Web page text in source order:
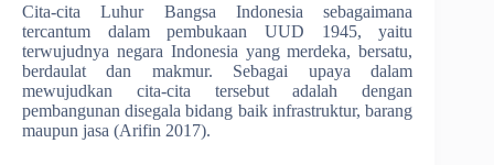
Cita-cita Luhur Bangsa Indonesia sebagaimana
tercantum dalam pembukaan UUD 1945, yaitu
terwujudnya negara Indonesia yang merdeka, bersatu,
berdaulat dan makmur. Sebagai upaya dalam
mewujudkan cita-cita tersebut adalah dengan
pembangunan disegala bidang baik infrastruktur, barang
maupun jasa (Arifin 2017).